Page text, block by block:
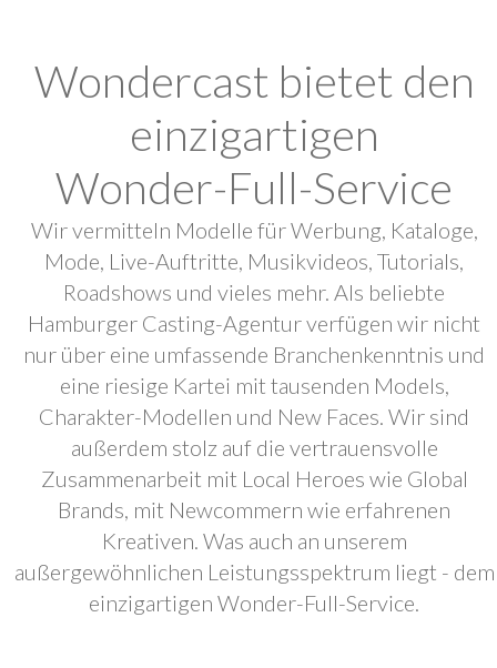
Wondercast bietet den
einzigartigen
Wonder-Full-Service
Wir vermitteln Modelle für Werbung, Kataloge,
Mode, Live-Auftritte, Musikvideos, Tutorials,
Roadshows und vieles mehr. Als beliebte
Hamburger Casting-Agentur verfügen wir nicht
nur über eine umfassende Branchenkenntnis und
eine riesige Kartei mit tausenden Models,
Charakter-Modellen und New Faces. Wir sind
außerdem stolz auf die vertrauensvolle
Zusammenarbeit mit Local Heroes wie Global
Brands, mit Newcommern wie erfahrenen
Kreativen. Was auch an unserem
außergewöhnlichen Leistungsspektrum liegt - dem
einzigartigen Wonder-Full-Service.